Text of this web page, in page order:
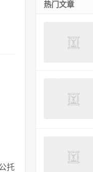
托
热门文章